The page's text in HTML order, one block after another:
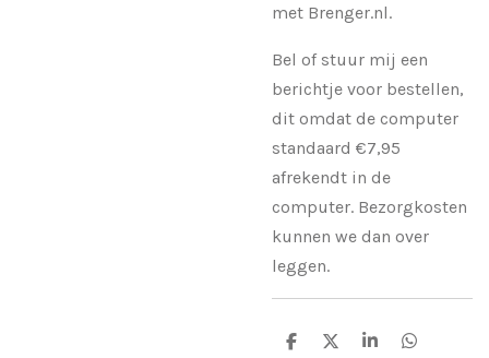
met Brenger.nl.
Bel of stuur mij een
berichtje voor bestellen,
dit omdat de computer
standaard €7,95
afrekendt in de
computer. Bezorgkosten
kunnen we dan over
leggen.
D
D
S
D